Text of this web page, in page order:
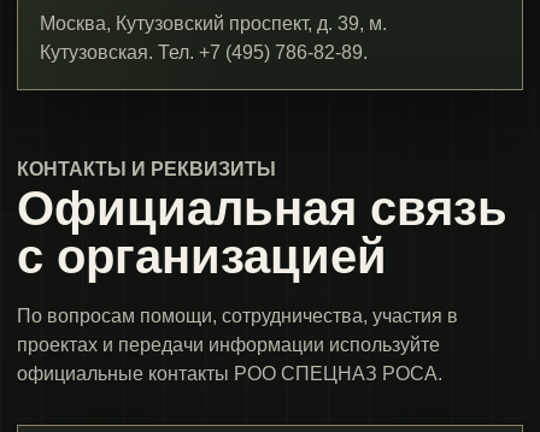
Москва, Кутузовский проспект, д. 39, м.
Кутузовская. Тел. +7 (495) 786-82-89.
КОНТАКТЫ И РЕКВИЗИТЫ
Официальная связь
с организацией
По вопросам помощи, сотрудничества, участия в
проектах и передачи информации используйте
официальные контакты РОО СПЕЦНАЗ РОСА.